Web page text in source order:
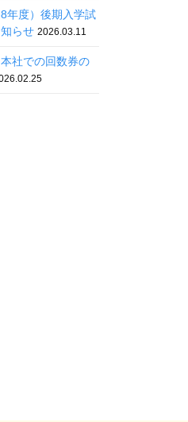
年度）後期入学試
らせ 2026.03.11
社での回数券の